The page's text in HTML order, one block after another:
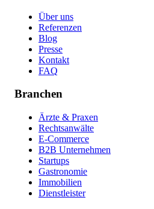
Über uns
Referenzen
Blog
Presse
Kontakt
FAQ
Branchen
Ärzte & Praxen
Rechtsanwälte
E-Commerce
B2B Unternehmen
Startups
Gastronomie
Immobilien
Dienstleister